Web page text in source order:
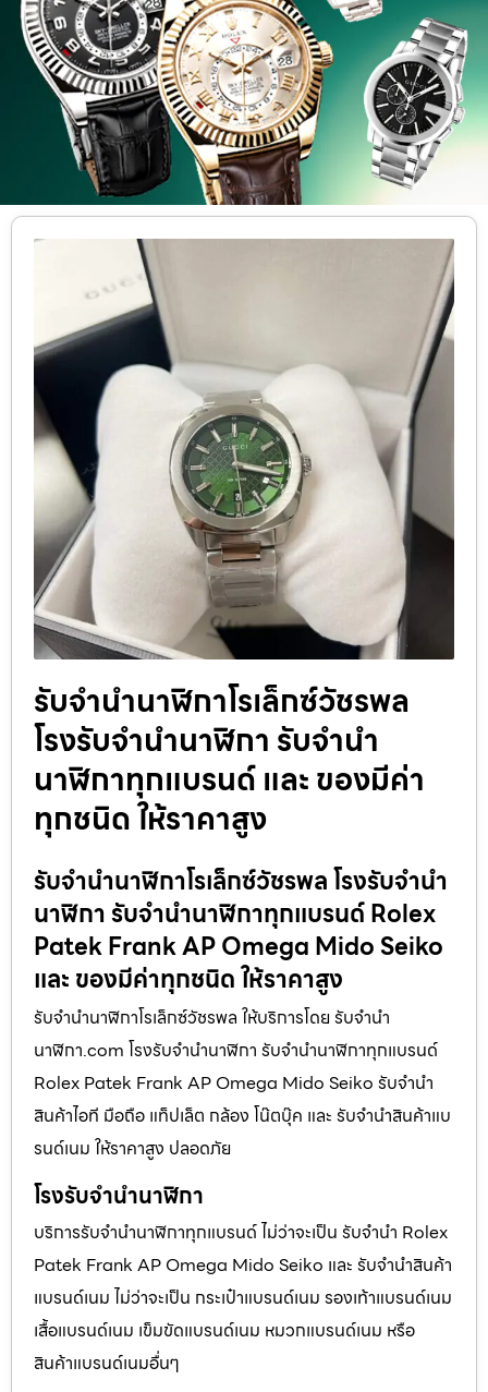
รับจำนำนาฬิกาโรเล็กซ์วัชรพล
โรงรับจำนำนาฬิกา รับจำนำ
นาฬิกาทุกแบรนด์ และ ของมีค่า
ทุกชนิด ให้ราคาสูง
รับจำนำนาฬิกาโรเล็กซ์วัชรพล โรงรับจำนำ
นาฬิกา รับจำนำนาฬิกาทุกแบรนด์ Rolex
Patek Frank AP Omega Mido Seiko
และ ของมีค่าทุกชนิด ให้ราคาสูง
รับจำนำนาฬิกาโรเล็กซ์วัชรพล ให้บริการโดย รับจํานํา
นาฬิกา.com โรงรับจำนำนาฬิกา รับจำนำนาฬิกาทุกแบรนด์
Rolex Patek Frank AP Omega Mido Seiko รับจำนำ
สินค้าไอที มือถือ แท็ปเล็ต กล้อง โน๊ตบุ๊ค และ รับจำนำสินค้าแบ
รนด์เนม ให้ราคาสูง ปลอดภัย
โรงรับจำนำนาฬิกา
บริการรับจำนำนาฬิกาทุกแบรนด์ ไม่ว่าจะเป็น รับจำนำ Rolex
Patek Frank AP Omega Mido Seiko และ รับจำนำสินค้า
แบรนด์เนม ไม่ว่าจะเป็น กระเป๋าแบรนด์เนม รองเท้าแบรนด์เนม
เสื้อแบรนด์เนม เข็มขัดแบรนด์เนม หมวกแบรนด์เนม หรือ
สินค้าแบรนด์เนมอื่นๆ